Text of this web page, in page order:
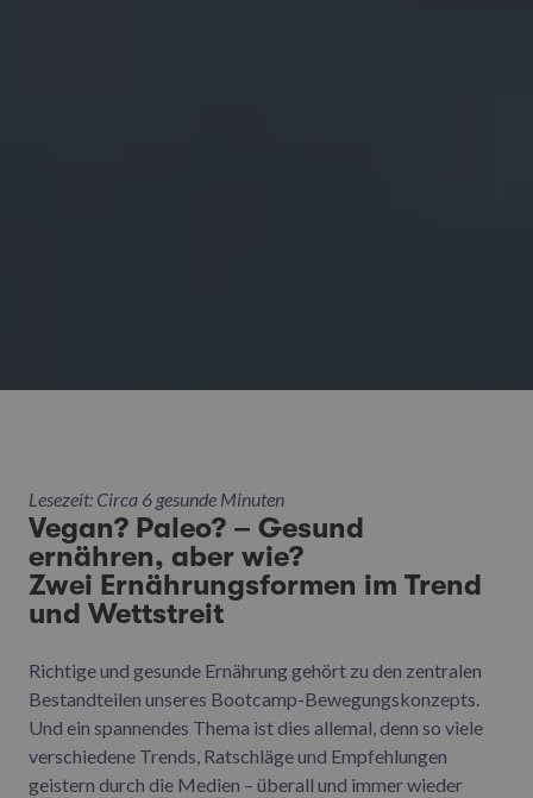
Lesezeit: Circa 6 gesunde Minuten
Vegan? Paleo? – Gesund
ernähren, aber wie?
Zwei Ernährungsformen im Trend
und Wettstreit
Richtige und gesunde Ernährung gehört zu den zentralen
Bestandteilen unseres Bootcamp-Bewegungskonzepts.
Und ein spannendes Thema ist dies allemal, denn so viele
verschiedene Trends, Ratschläge und Empfehlungen
geistern durch die Medien – überall und immer wieder